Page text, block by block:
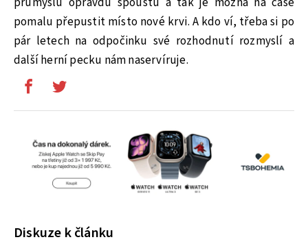
pomalu přepustit místo nové krvi. A kdo ví, třeba si po
pár letech na odpočinku své rozhodnutí rozmyslí a
další herní pecku nám naservíruje.
Diskuze k článku